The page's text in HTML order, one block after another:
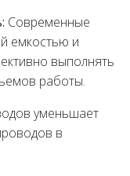
Современные
емкостью и
выполнять
работы.
уменьшает
в